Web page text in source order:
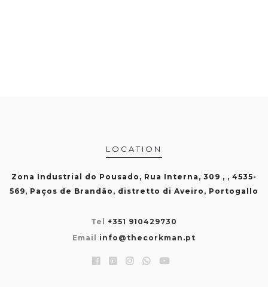
LOCATION
Zona Industrial do Pousado, Rua Interna, 309 , , 4535-
569, Paços de Brandão, distretto di Aveiro, Portogallo
Tel +351 910429730
Email info@thecorkman.pt